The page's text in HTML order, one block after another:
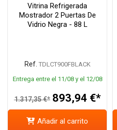
Vitrina Refrigerada
Mostrador 2 Puertas De
Vidrio Negra - 88 L
Ref. TDLCT900FBLACK
Entrega entre el 11/08 y el 12/08
1.317,35 €* 893,94 €*
Añadir al carrito